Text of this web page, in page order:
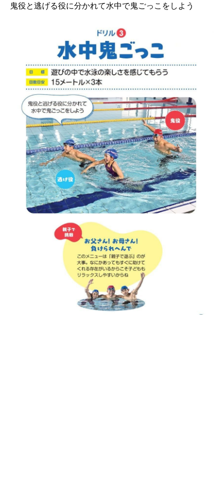
鬼役と逃げる役に分かれて水中で鬼ごっこをしよう